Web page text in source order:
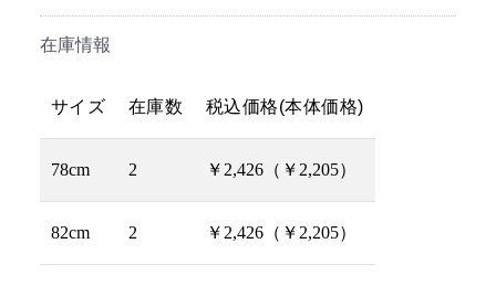
在庫情報
サイズ 在庫数 税込価格(本体価格)
78cm 2 ￥2,426（￥2,205）
82cm 2 ￥2,426（￥2,205）